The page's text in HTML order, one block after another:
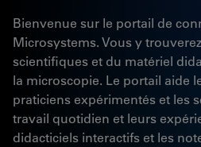
Bienvenue sur le portail de
Microsystems. Vous y
scientifiques et du matériel
la microscopie. Le portail aide
praticiens expérimentés et les
travail quotidien et leurs
didacticiels interactifs et les